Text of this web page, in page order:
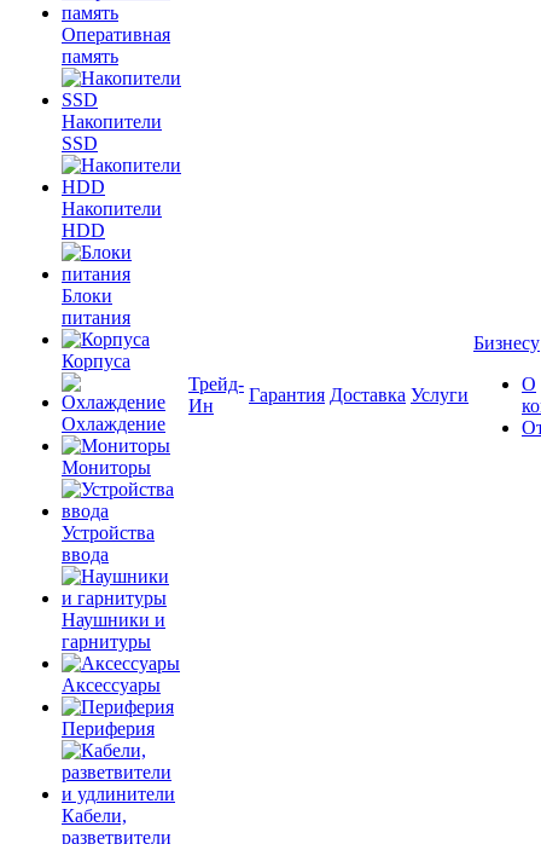
Оперативная
память
Накопители
SSD
Накопители
HDD
Блоки
питания
Корпуса
Охлаждение
Мониторы
Устройства
ввода
Наушники и
гарнитуры
Аксессуары
Периферия
Кабели,
разветвители
Трейд-
Ин
Гарантия Доставка Услуги
Бизнесу
О